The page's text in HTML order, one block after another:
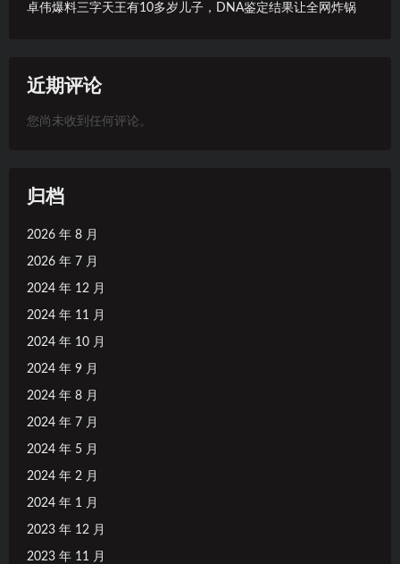
卓伟爆料三字天王有10多岁儿子，DNA鉴定结果让全网炸锅
近期评论
您尚未收到任何评论。
归档
2026 年 8 月
2026 年 7 月
2024 年 12 月
2024 年 11 月
2024 年 10 月
2024 年 9 月
2024 年 8 月
2024 年 7 月
2024 年 5 月
2024 年 2 月
2024 年 1 月
2023 年 12 月
2023 年 11 月